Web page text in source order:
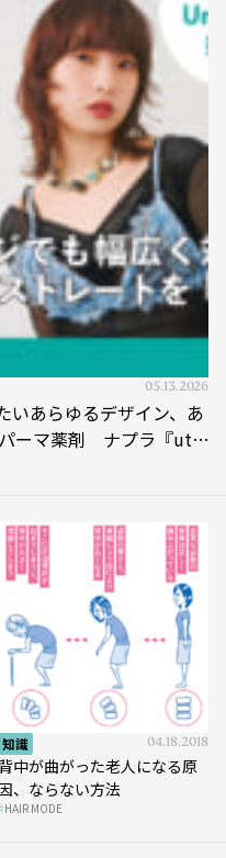
05.13.2026
あらゆるデザイン、あ
ーマ薬剤 ナプラ『ut-
知識 04.18.2018
中が曲がった老人になる原
、ならない方法
HAIR MODE